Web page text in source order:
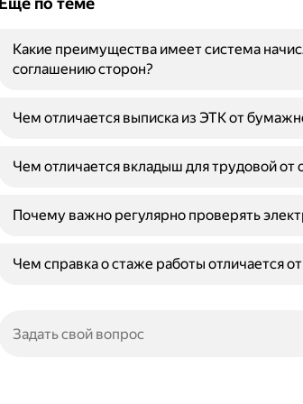
Какие преимущества имеет система
соглашению сторон?
Чем отличается выписка из ЭТК от
Чем отличается вкладыш для трудовой от
Почему важно регулярно проверять
Чем справка о стаже работы отличается